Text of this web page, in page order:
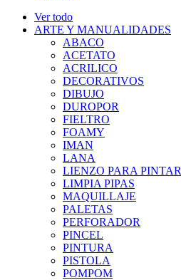
Ver todo
ARTE Y MANUALIDADES
ABACO
ACETATO
ACRILICO
DECORATIVOS
DIBUJO
DUROPOR
FIELTRO
FOAMY
IMAN
LANA
LIENZO PARA PINTAR
LIMPIA PIPAS
MAQUILLAJE
PALETAS
PERFORADOR
PINCEL
PINTURA
PISTOLA
POMPOM